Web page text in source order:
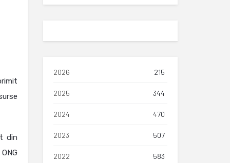
din
2026 215
2025 344
2024 470
2023 507
2022 583